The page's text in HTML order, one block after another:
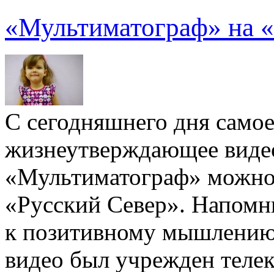
«Мультиматограф» на
С сегодняшнего дня
жизнеутверждающее
«Мультиматограф»
«Русский Север».
к позитивному
видео был учрежден